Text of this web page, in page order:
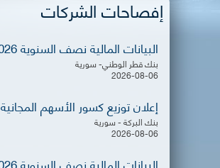
إفصاحات الشركات
البيانات المالية نصف السنوية 2026
بنك قطر الوطني- سورية
2026-08-06
إعلان توزيع كسور الأسهم المجانية
بنك البركة - سورية
2026-08-06